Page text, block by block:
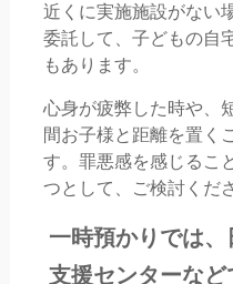
近くに実施施設がない
委託して、子どもの自
もあります。
心身が疲弊した時や、
間お子様と距離を置く
す。罪悪感を感じるこ
つとして、ご検討くだ
一時預かりでは
支援センターな